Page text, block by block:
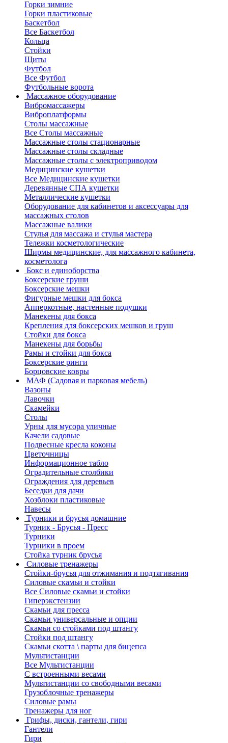
Горки зимние
Горки пластиковые
Баскетбол
Все Баскетбол
Кольца
Стойки
Щиты
Футбол
Все Футбол
Футбольные ворота
Массажное оборудование
Вибромассажеры
Виброплатформы
Столы массажные
Все Столы массажные
Массажные столы стационарные
Массажные столы складные
Массажные столы с электроприводом
Медицинские кушетки
Все Медицинские кушетки
Деревянные СПА кушетки
Металлические кушетки
Оборудование для кабинетов и аксессуары для
массажных столов
Массажные валики
Стулья для массажа и стулья мастера
Тележки косметологические
Ширмы медицинские, для массажного кабинета,
косметолога
Бокс и единоборства
Боксерские груши
Боксерские мешки
Фигурные мешки для бокса
Апперкотные, настенные подушки
Манекены для бокса
Крепления для боксерских мешков и груш
Стойки для бокса
Манекены для борьбы
Рамы и стойки для бокса
Боксерские ринги
Борцовские ковры
МАФ (Садовая и парковая мебель)
Вазоны
Лавочки
Скамейки
Столы
Урны для мусора уличные
Качели садовые
Подвесные кресла коконы
Цветочницы
Информационное табло
Оградительные столбики
Ограждения для деревьев
Беседки для дачи
Хозблоки пластиковые
Навесы
Турники и брусья домашние
Турник - Брусья - Пресс
Турники
Турники в проем
Стойка турник брусья
Силовые тренажеры
Стойки-брусья для отжимания и подтягивания
Силовые скамьи и стойки
Все Силовые скамьи и стойки
Гиперэкстензии
Скамьи для пресса
Скамьи универсальные и опции
Скамьи со стойками под штангу
Стойки под штангу
Скамьи скотта \ парты для бицепса
Мультистанции
Все Мультистанции
С встроенными весами
Мультистанции со свободными весами
Грузоблочные тренажеры
Силовые рамы
Тренажеры для ног
Грифы, диски, гантели, гири
Гантели
Гири